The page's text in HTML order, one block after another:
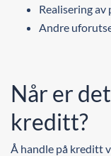
Realisering
Andre
Når er
kreditt?
Å handle på kreditt